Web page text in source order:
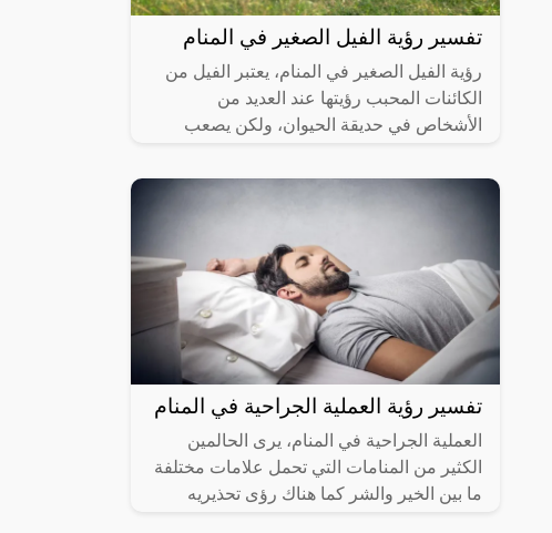
تفسير رؤية الفيل الصغير في المنام
رؤية الفيل الصغير في المنام، يعتبر الفيل من
الكائنات المحبب رؤيتها عند العديد من
الأشخاص في حديقة الحيوان، ولكن يصعب
تفسير رؤية العملية الجراحية في المنام
العملية الجراحية في المنام، يرى الحالمين
الكثير من المنامات التي تحمل علامات مختلفة
ما بين الخير والشر كما هناك رؤى تحذيريه